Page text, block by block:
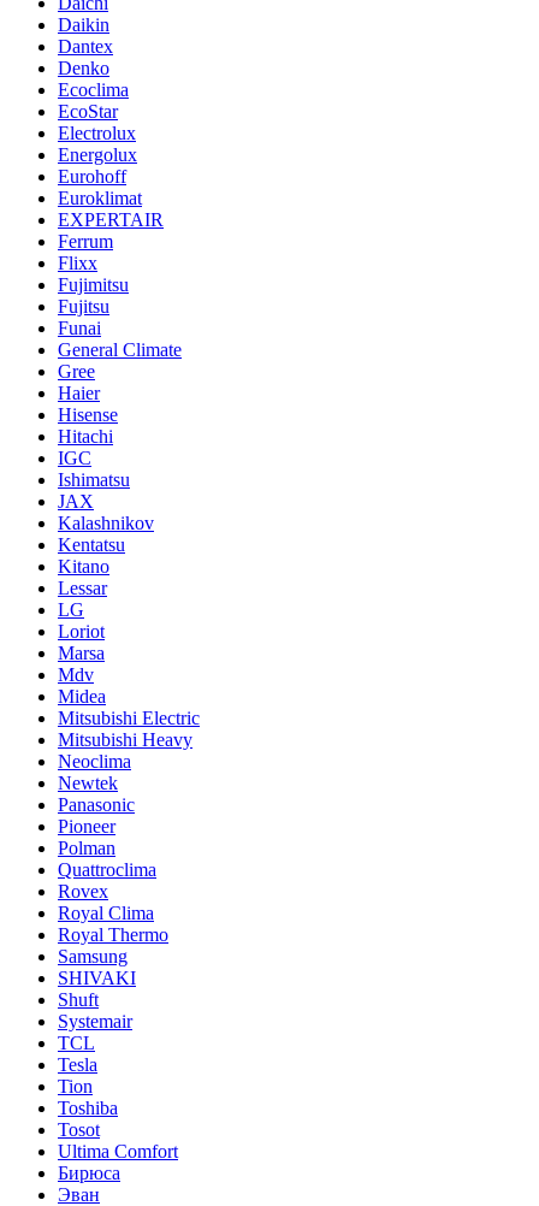
Daikin
Dantex
Denko
Ecoclima
EcoStar
Electrolux
Energolux
Eurohoff
Euroklimat
EXPERTAIR
Ferrum
Flixx
Fujimitsu
Fujitsu
Funai
General Climate
Gree
Haier
Hisense
Hitachi
IGC
Ishimatsu
JAX
Kalashnikov
Kentatsu
Kitano
Lessar
LG
Loriot
Marsa
Mdv
Midea
Mitsubishi Electric
Mitsubishi Heavy
Neoclima
Newtek
Panasonic
Pioneer
Polman
Quattroclima
Rovex
Royal Clima
Royal Thermo
Samsung
SHIVAKI
Shuft
Systemair
TCL
Tesla
Tion
Toshiba
Tosot
Ultima Comfort
Бирюса
Эван